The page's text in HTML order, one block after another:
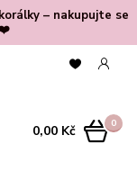
– nakupujte se
0
0,00 Kč